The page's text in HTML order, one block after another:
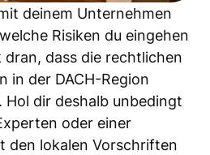
deinem Unternehmen
Risiken du eingehen
dass die rechtlichen
in der DACH-Region
Hol dir deshalb unbedingt
oder einer
den lokalen Vorschriften